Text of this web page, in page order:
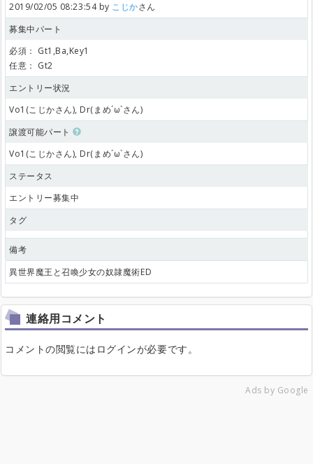
2019/02/05 08:23:54 by こじかさん
募集中パート
必須： Gt1,Ba,Key1
任意： Gt2
エントリー状況
Vo1(こじかさん), Dr(まめ´ω`さん)
譲渡可能パート
Vo1(こじかさん), Dr(まめ´ω`さん)
ステータス
エントリー募集中
タグ
備考
異世界魔王と召喚少女の奴隷魔術ED
連絡用コメント
コメントの閲覧にはログインが必要です。
Ads by Google